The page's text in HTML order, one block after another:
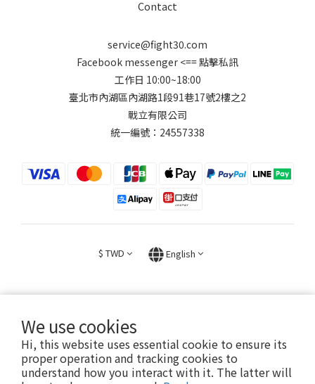
We use cookies
Hi, this website uses essential cookie to ensure its
proper operation and tracking cookies to
understand how you interact with it. The latter will
Contact
service@fight30.com
Facebook messenger <== 點擊私訊
工作日 10:00~18:00
臺北市內湖區內湖路1段91巷17號2樓之2
戰立有限公司
統一編號：24557338
$ TWD English
2026 © FIGHT30 ｜ 官方音樂周邊商品與專輯。專售。